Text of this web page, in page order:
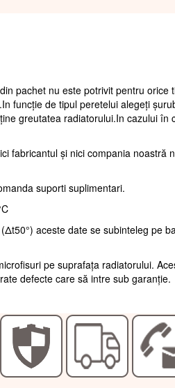
pachet nu este potrivit pentru orice
funcție de tipul peretelui alegeți
greutatea radiatorului.In cazului în
fabricantul și nici compania noastră
suporti suplimentari.
aceste date se subinteleg pe
pe suprafața radiatorului.
defecte care să intre sub garanție.